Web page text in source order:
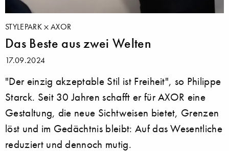
STYLEPARK AXOR
Das Beste aus zwei Welten
17.09.2024
"Der einzig akzeptable Stil ist Freiheit", so Philippe
Starck. Seit 30 Jahren schafft er für AXOR eine
Gestaltung, die neue Sichtweisen bietet, Grenzen
löst und im Gedächtnis bleibt: Auf das Wesentliche
reduziert und dennoch mutig.